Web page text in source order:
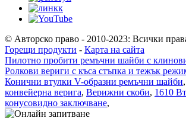
© Авторско право - 2010-2023: Всички
Горещи продукти - Карта на сайта
Пилотно пробити ремъчни шайби с
Ролкови вериги с къса стъпка и тежък
Конични втулки V-образни ремъчни шайби,
конвейерна верига, Верижни скоби, 1610
конусовидно заключване,